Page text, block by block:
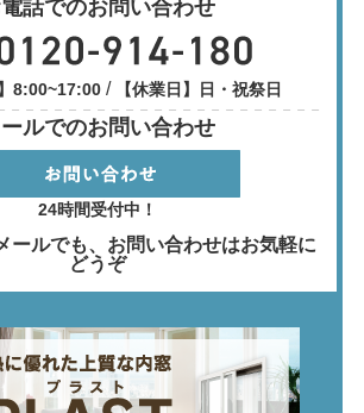
話でのお問い合わせ
8:00~17:00 / 【休業日】日・祝祭日
ルでのお問い合わせ
24時間受付中！
ールでも、 お問い合わせはお気軽に
どうぞ